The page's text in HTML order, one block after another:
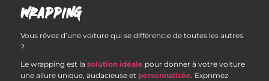
WRAPPING
Vous rêvez d’une voiture qui se différencie de toutes les autres
?
Le wrapping est la solution idéale pour donner à votre voiture
une allure unique, audacieuse et personnalisée. Exprimez